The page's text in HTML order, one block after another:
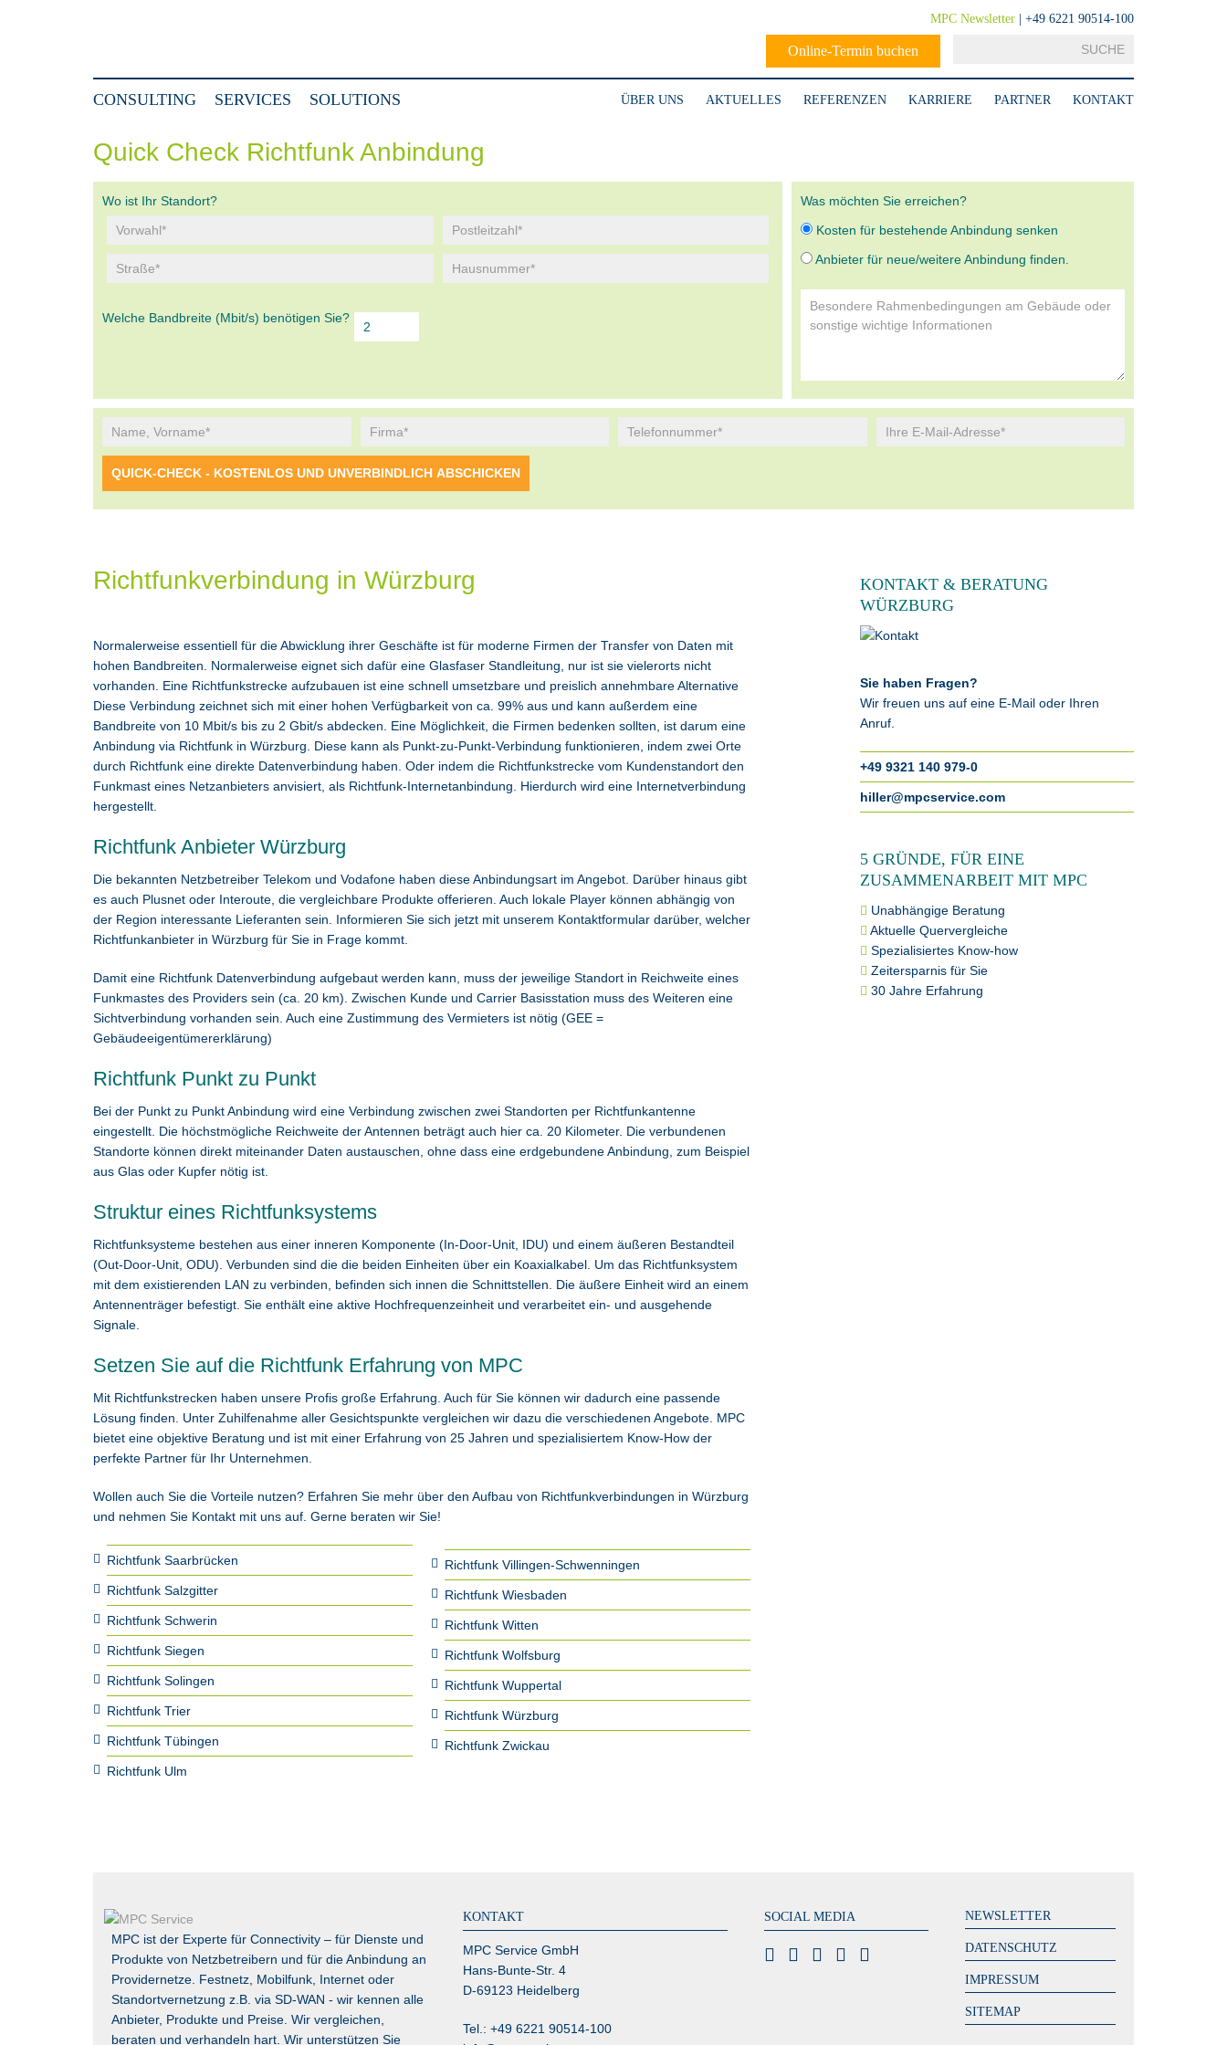
MPC Newsletter | +49 6221 90514-100
Online-Termin buchen
CONSULTING SERVICES SOLUTIONS ÜBER UNS AKTUELLES REFERENZEN KARRIERE PARTNER KONTAKT
Quick Check Richtfunk Anbindung
Wo ist Ihr Standort?
Welche Bandbreite (Mbit/s) benötigen Sie?
Was möchten Sie erreichen?
Kosten für bestehende Anbindung senken
Anbieter für neue/weitere Anbindung finden.
Richtfunkverbindung in Würzburg
Normalerweise essentiell für die Abwicklung ihrer Geschäfte ist für moderne Firmen der Transfer von Daten mit
hohen Bandbreiten. Normalerweise eignet sich dafür eine Glasfaser Standleitung, nur ist sie vielerorts nicht
vorhanden. Eine Richtfunkstrecke aufzubauen ist eine schnell umsetzbare und preislich annehmbare Alternative
Diese Verbindung zeichnet sich mit einer hohen Verfügbarkeit von ca. 99% aus und kann außerdem eine
Bandbreite von 10 Mbit/s bis zu 2 Gbit/s abdecken. Eine Möglichkeit, die Firmen bedenken sollten, ist darum eine
Anbindung via Richtfunk in Würzburg. Diese kann als Punkt-zu-Punkt-Verbindung funktionieren, indem zwei Orte
durch Richtfunk eine direkte Datenverbindung haben. Oder indem die Richtfunkstrecke vom Kundenstandort den
Funkmast eines Netzanbieters anvisiert, als Richtfunk-Internetanbindung. Hierdurch wird eine Internetverbindung
hergestellt.
Richtfunk Anbieter Würzburg
Die bekannten Netzbetreiber Telekom und Vodafone haben diese Anbindungsart im Angebot. Darüber hinaus gibt
es auch Plusnet oder Interoute, die vergleichbare Produkte offerieren. Auch lokale Player können abhängig von
der Region interessante Lieferanten sein. Informieren Sie sich jetzt mit unserem Kontaktformular darüber, welcher
Richtfunkanbieter in Würzburg für Sie in Frage kommt.
Damit eine Richtfunk Datenverbindung aufgebaut werden kann, muss der jeweilige Standort in Reichweite eines
Funkmastes des Providers sein (ca. 20 km). Zwischen Kunde und Carrier Basisstation muss des Weiteren eine
Sichtverbindung vorhanden sein. Auch eine Zustimmung des Vermieters ist nötig (GEE =
Gebäudeeigentümererklärung)
Richtfunk Punkt zu Punkt
Bei der Punkt zu Punkt Anbindung wird eine Verbindung zwischen zwei Standorten per Richtfunkantenne
eingestellt. Die höchstmögliche Reichweite der Antennen beträgt auch hier ca. 20 Kilometer. Die verbundenen
Standorte können direkt miteinander Daten austauschen, ohne dass eine erdgebundene Anbindung, zum Beispiel
aus Glas oder Kupfer nötig ist.
Struktur eines Richtfunksystems
Richtfunksysteme bestehen aus einer inneren Komponente (In-Door-Unit, IDU) und einem äußeren Bestandteil
(Out-Door-Unit, ODU). Verbunden sind die die beiden Einheiten über ein Koaxialkabel. Um das Richtfunksystem
mit dem existierenden LAN zu verbinden, befinden sich innen die Schnittstellen. Die äußere Einheit wird an einem
Antennenträger befestigt. Sie enthält eine aktive Hochfrequenzeinheit und verarbeitet ein- und ausgehende
Signale.
Setzen Sie auf die Richtfunk Erfahrung von MPC
Mit Richtfunkstrecken haben unsere Profis große Erfahrung. Auch für Sie können wir dadurch eine passende
Lösung finden. Unter Zuhilfenahme aller Gesichtspunkte vergleichen wir dazu die verschiedenen Angebote. MPC
bietet eine objektive Beratung und ist mit einer Erfahrung von 25 Jahren und spezialisiertem Know-How der
perfekte Partner für Ihr Unternehmen.
Wollen auch Sie die Vorteile nutzen? Erfahren Sie mehr über den Aufbau von Richtfunkverbindungen in Würzburg
und nehmen Sie Kontakt mit uns auf. Gerne beraten wir Sie!
Richtfunk Saarbrücken
Richtfunk Salzgitter
Richtfunk Schwerin
Richtfunk Siegen
Richtfunk Solingen
Richtfunk Trier
Richtfunk Tübingen
Richtfunk Ulm
Richtfunk Villingen-Schwenningen
Richtfunk Wiesbaden
Richtfunk Witten
Richtfunk Wolfsburg
Richtfunk Wuppertal
Richtfunk Würzburg
Richtfunk Zwickau
KONTAKT & BERATUNG
WÜRZBURG
Sie haben Fragen?
Wir freuen uns auf eine E-Mail oder Ihren
Anruf.
+49 9321 140 979-0
hiller@mpcservice.com
5 GRÜNDE, FÜR EINE
ZUSAMMENARBEIT MIT MPC
Unabhängige Beratung
Aktuelle Quervergleiche
Spezialisiertes Know-how
Zeitersparnis für Sie
30 Jahre Erfahrung
MPC ist der Experte für Connectivity – für Dienste und
Produkte von Netzbetreibern und für die Anbindung an
Providernetze. Festnetz, Mobilfunk, Internet oder
Standortvernetzung z.B. via SD-WAN - wir kennen alle
Anbieter, Produkte und Preise. Wir vergleichen,
beraten und verhandeln hart. Wir unterstützen Sie
KONTAKT
MPC Service GmbH
Hans-Bunte-Str. 4
D-69123 Heidelberg
Tel.: +49 6221 90514-100
SOCIAL MEDIA NEWSLETTER
DATENSCHUTZ
IMPRESSUM
SITEMAP